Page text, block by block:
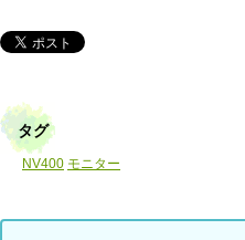
タグ
NV400 モニター